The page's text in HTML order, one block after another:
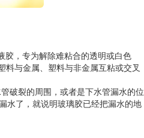
胶，专为解除难粘合的透明或白色
料与金属、塑料与非金属互粘或交叉
破裂的周围，或者是下水管漏水的位
水了，就说明玻璃胶已经把漏水的地